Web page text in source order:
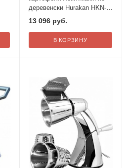
деревенски Hurakan HKN-
HC04
13 096руб.
В КОРЗИНУ